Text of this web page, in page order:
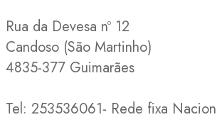
Rua da Devesa nº 12
Candoso (São Martinho)
4835-377 Guimarães
Tel: 253536061- Rede fixa